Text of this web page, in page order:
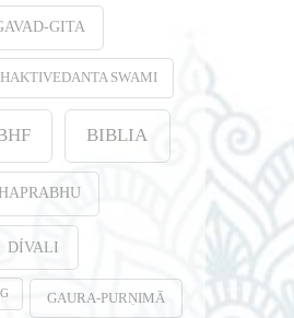
GITA
SWAMI
BIBLIA
DÍVALI
GAURA-PURṆIMĀ